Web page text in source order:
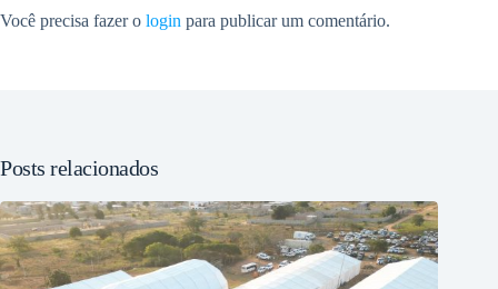
Você precisa fazer o login para publicar um comentário.
Posts relacionados